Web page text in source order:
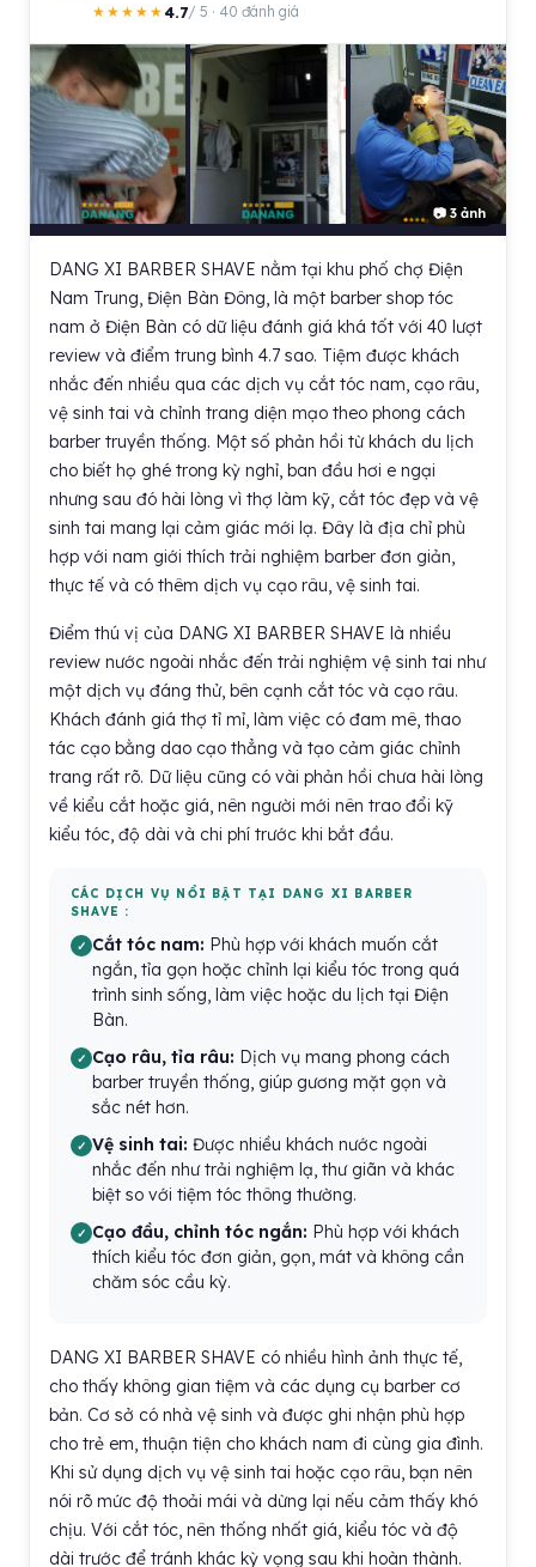
★★★★★4.7/ 5 · 40 đánh giá
📷 3 ảnh
DANG XI BARBER SHAVE nằm tại khu phố chợ Điện
Nam Trung, Điện Bàn Đông, là một barber shop tóc
nam ở Điện Bàn có dữ liệu đánh giá khá tốt với 40 lượt
review và điểm trung bình 4.7 sao. Tiệm được khách
nhắc đến nhiều qua các dịch vụ cắt tóc nam, cạo râu,
vệ sinh tai và chỉnh trang diện mạo theo phong cách
barber truyền thống. Một số phản hồi từ khách du lịch
cho biết họ ghé trong kỳ nghỉ, ban đầu hơi e ngại
nhưng sau đó hài lòng vì thợ làm kỹ, cắt tóc đẹp và vệ
sinh tai mang lại cảm giác mới lạ. Đây là địa chỉ phù
hợp với nam giới thích trải nghiệm barber đơn giản,
thực tế và có thêm dịch vụ cạo râu, vệ sinh tai.
Điểm thú vị của DANG XI BARBER SHAVE là nhiều
review nước ngoài nhắc đến trải nghiệm vệ sinh tai như
một dịch vụ đáng thử, bên cạnh cắt tóc và cạo râu.
Khách đánh giá thợ tỉ mỉ, làm việc có đam mê, thao
tác cạo bằng dao cạo thẳng và tạo cảm giác chỉnh
trang rất rõ. Dữ liệu cũng có vài phản hồi chưa hài lòng
về kiểu cắt hoặc giá, nên người mới nên trao đổi kỹ
kiểu tóc, độ dài và chi phí trước khi bắt đầu.
CÁC DỊCH VỤ NỔI BẬT TẠI DANG XI BARBER
SHAVE :
Cắt tóc nam: Phù hợp với khách muốn cắt
ngắn, tỉa gọn hoặc chỉnh lại kiểu tóc trong quá
trình sinh sống, làm việc hoặc du lịch tại Điện
Bàn.
Cạo râu, tỉa râu: Dịch vụ mang phong cách
barber truyền thống, giúp gương mặt gọn và
sắc nét hơn.
Vệ sinh tai: Được nhiều khách nước ngoài
nhắc đến như trải nghiệm lạ, thư giãn và khác
biệt so với tiệm tóc thông thường.
Cạo đầu, chỉnh tóc ngắn: Phù hợp với khách
thích kiểu tóc đơn giản, gọn, mát và không cần
chăm sóc cầu kỳ.
DANG XI BARBER SHAVE có nhiều hình ảnh thực tế,
cho thấy không gian tiệm và các dụng cụ barber cơ
bản. Cơ sở có nhà vệ sinh và được ghi nhận phù hợp
cho trẻ em, thuận tiện cho khách nam đi cùng gia đình.
Khi sử dụng dịch vụ vệ sinh tai hoặc cạo râu, bạn nên
nói rõ mức độ thoải mái và dừng lại nếu cảm thấy khó
chịu. Với cắt tóc, nên thống nhất giá, kiểu tóc và độ
dài trước để tránh khác kỳ vọng sau khi hoàn thành.